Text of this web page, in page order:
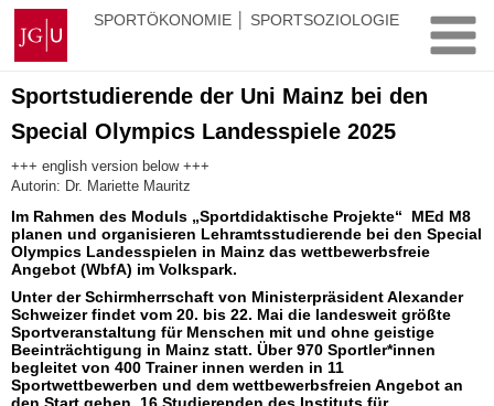
Zum
Inhalt
springen
Johannes
Gutenberg-
Universität
Mainz
SPORTÖKONOMIE │ SPORTSOZIOLOGIE
Sportstudierende der Uni Mainz bei den
Special Olympics Landesspiele 2025
+++ english version below +++
Autorin: Dr. Mariette Mauritz
Im Rahmen des Moduls „Sportdidaktische Projekte“ MEd M8
planen und organisieren Lehramtsstudierende bei den Special
Olympics Landesspielen in Mainz das wettbewerbsfreie
Angebot (WbfA) im Volkspark.
Unter der Schirmherrschaft von Ministerpräsident Alexander
Schweizer findet vom 20. bis 22. Mai die landesweit größte
Sportveranstaltung für Menschen mit und ohne geistige
Beeinträchtigung in Mainz statt. Über 970 Sportler*innen
begleitet von 400 Trainer innen werden in 11
Sportwettbewerben und dem wettbewerbsfreien Angebot an